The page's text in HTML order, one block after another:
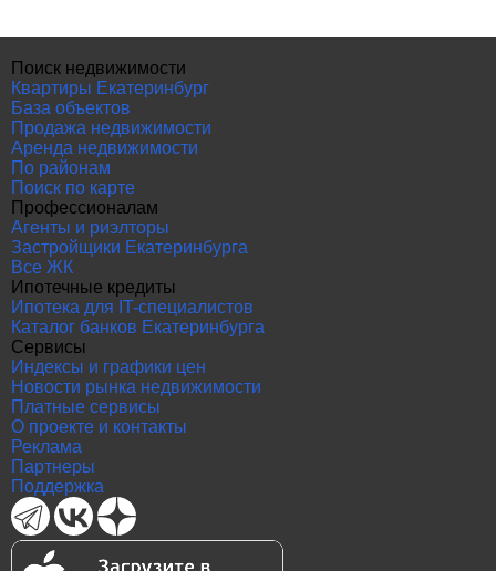
Поиск недвижимости
Квартиры Екатеринбург
База объектов
Продажа недвижимости
Аренда недвижимости
По районам
Поиск по карте
Профессионалам
Агенты и риэлторы
Застройщики Екатеринбурга
Все ЖК
Ипотечные кредиты
Ипотека для IT-специалистов
Каталог банков Екатеринбурга
Сервисы
Индексы и графики цен
Новости рынка недвижимости
Платные сервисы
О проекте и контакты
Реклама
Партнеры
Поддержка